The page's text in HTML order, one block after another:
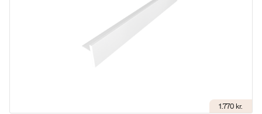
1.770 kr.